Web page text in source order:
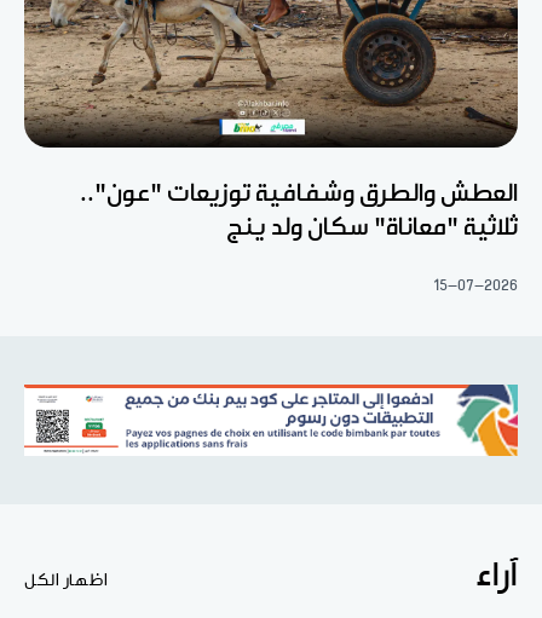
العطش والطرق وشفافية توزيعات "عون"..
ثلاثية "معاناة" سكان ولد ينج
15-07-2026
آراء اظهار الكل